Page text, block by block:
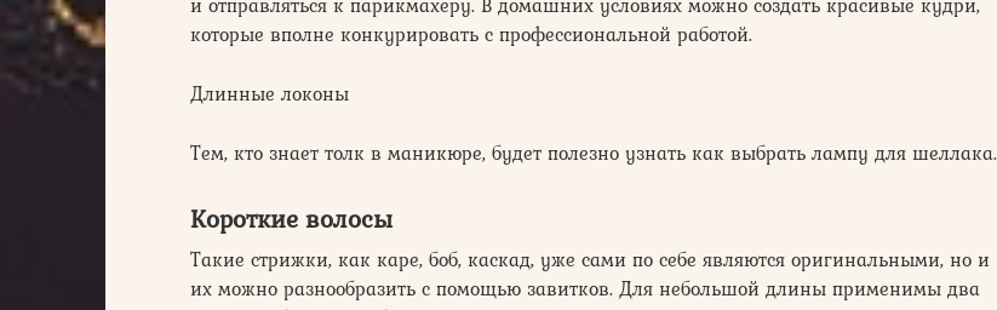
которые вполне конкурировать с профессиональной работой.
Длинные локоны
Тем, кто знает толк в маникюре, будет полезно узнать как выбрать лампу для шеллака.
Короткие волосы
Такие стрижки, как каре, боб, каскад, уже сами по себе являются оригинальными, но и
их можно разнообразить с помощью завитков. Для небольшой длины применимы два